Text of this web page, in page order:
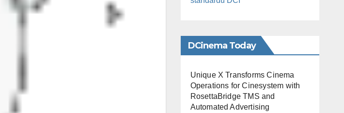
DCinema Today
Unique X Transforms Cinema
Operations for Cinesystem with
RosettaBridge TMS and
Automated Advertising